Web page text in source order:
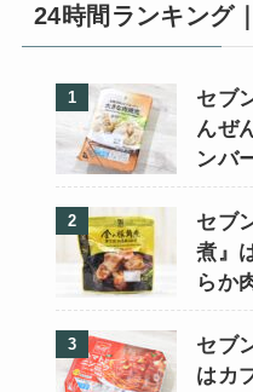
24時間ランキング
セブ
んぜ
ンバ
セブ
煮』
らか
セブ
はカ